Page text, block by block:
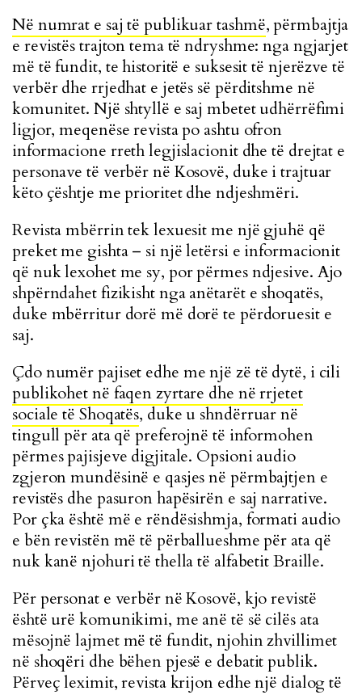
Në numrat e saj të publikuar tashmë, përmbajtja
e revistës trajton tema të ndryshme: nga ngjarjet
më të fundit, te historitë e suksesit të njerëzve të
verbër dhe rrjedhat e jetës së përditshme në
komunitet. Një shtyllë e saj mbetet udhërrëfimi
ligjor, meqenëse revista po ashtu ofron
informacione rreth legjislacionit dhe të drejtat e
personave të verbër në Kosovë, duke i trajtuar
këto çështje me prioritet dhe ndjeshmëri.
Revista mbërrin tek lexuesit me një gjuhë që
preket me gishta – si një letërsi e informacionit
që nuk lexohet me sy, por përmes ndjesive. Ajo
shpërndahet fizikishtnga anëtarët e shoqatës,
duke mbërritur dorë më dorë te përdoruesit e
saj.
Çdo numër pajiset edhe me një zë të dytë, i cili
publikohet në faqen zyrtare dhe në rrjetet
sociale të Shoqatës, duke u shndërruar në
tingull për ata që preferojnë të informohen
përmes pajisjeve digjitale. Opsioni audio
zgjeron mundësinë e qasjes në përmbajtjen e
revistës dhe pasuron hapësirën e saj narrative.
Por çka është më e rëndësishmja, formati audio
e bën revistën më të përballueshme për ata që
nuk kanë njohuri të thella të alfabetit Braille.
Për personat e verbër në Kosovë, kjo revistë
është urë komunikimi, me anë të së cilës ata
mësojnë lajmet më të fundit, njohin zhvillimet
në shoqëri dhe bëhen pjesë e debatit publik.
Përveç leximit, revista krijon edhe një dialog të